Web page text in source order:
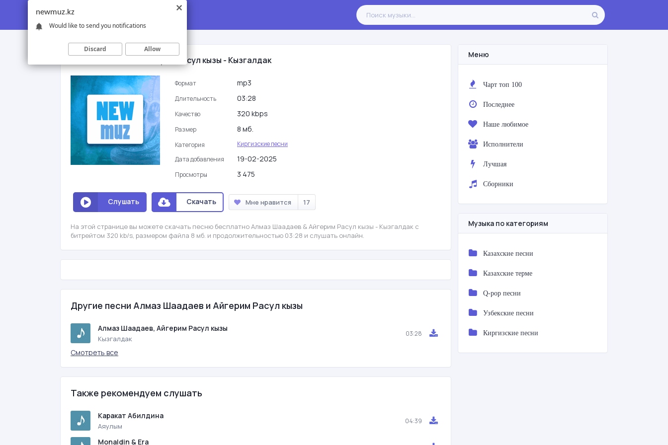
Алмаз Шаадаев & Айгерим Расул кызы - Кызгалдак
Формат mp3
Длительность 03:28
Качество 320 kbps
Размер 8 мб.
Категория
Киргизские песни
Дата добавления
19-02-2025
Просмотры 3 475
Слушать Скачать Мне нравится 17
На этой странице вы можете скачать песню бесплатно Алмаз Шаадаев & Айгерим Расул кызы - Кызгалдак с
битрейтом 320 kb/s, размером файла 8 мб. и продолжительностью 03:28 и слушать онлайн.
Другие песни Алмаз Шаадаев и Айгерим Расул кызы
Алмаз Шаадаев, Айгерим Расул кызы
Кызгалдак
03:28
Смотреть все
Также рекомендуем слушать
Каракат Абилдина
Аяулым
04:39
Monaldin & Era
Меню
Чарт топ 100
Последнее
Наше любимое
Исполнители
Лучшая
Сборники
Музыка по категориям
Казахские песни
Казахские терме
Q-pop песни
Узбекские песни
Киргизские песни
newmuz.kz
Would like to send you notifications
Discard Allow